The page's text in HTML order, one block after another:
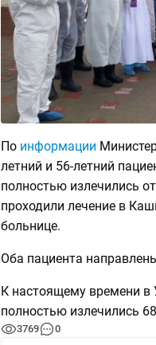
По информации
летний и 56-летний
полностью излечились
проходили лечение в
больнице.
Оба пациента
К настоящему времени в
полностью излечились
3769 0